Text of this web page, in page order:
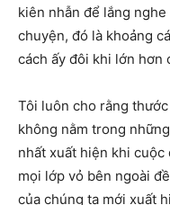
kiên nhẫn để lắng
chuyện, đó là khoảng
cách ấy đôi khi lớn hơn
Tôi luôn cho rằng
không nằm trong
nhất xuất hiện khi
mọi lớp vỏ bên ngoài
của chúng ta mới xuất